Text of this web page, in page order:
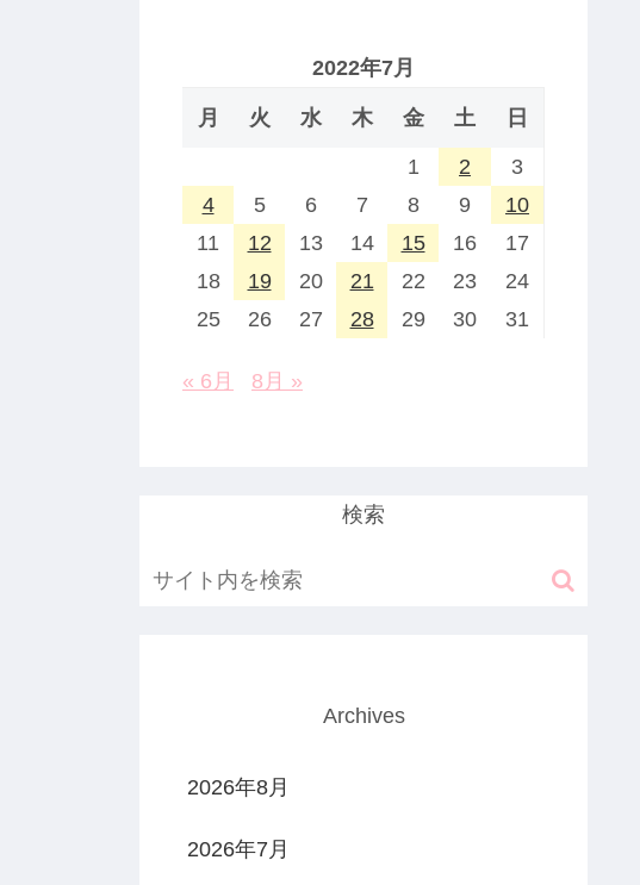
2022年7月
月 火 水 木 金 土 日
1 2
3
4
5 6 7 8 9
10
11
12 13 14 15 16
17
18
19 20 21 22 23
24
25
26 27 28 29 30 31
« 6月 8月 »
検索
Archives
2026年8月
2026年7月